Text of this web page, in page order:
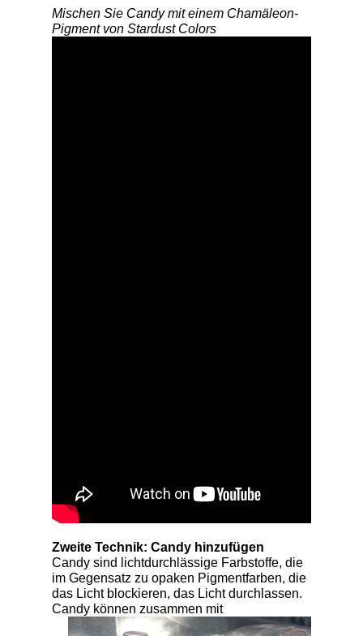
Mischen Sie Candy mit einem Chamäleon-
Pigment von Stardust Colors
Zweite Technik: Candy hinzufügen
Candy sind lichtdurchlässige Farbstoffe, die
im Gegensatz zu opaken Pigmentfarben, die
das Licht blockieren, das Licht durchlassen.
Candy können zusammen mit